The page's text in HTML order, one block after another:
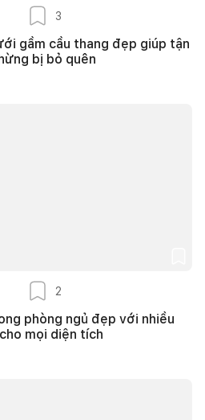
3
gầm cầu thang đẹp giúp tận
bị bỏ quên
2
phòng ngủ đẹp với nhiều
mọi diện tích